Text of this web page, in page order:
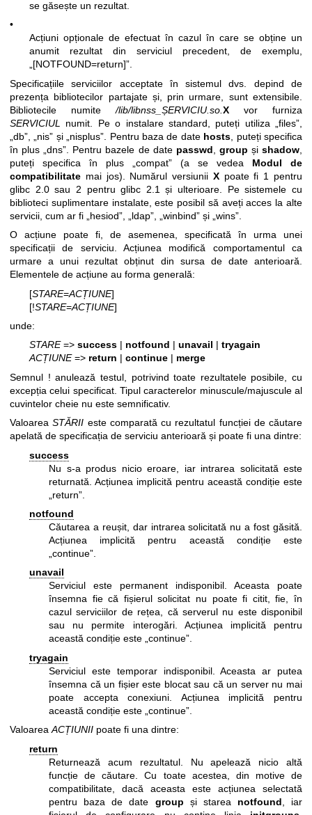
se găsește un rezultat.
•
Acțiuni opționale de efectuat în cazul în care se obține un
anumit rezultat din serviciul precedent, de exemplu,
„[NOTFOUND=return]”.
Specificațiile serviciilor acceptate în sistemul dvs. depind de
prezența bibliotecilor partajate și, prin urmare, sunt extensibile.
Bibliotecile numite/lib/libnss_ȘERVICIU.so. X vor furniza
SERVICIUL
numit. Pe o instalare standard, puteți utiliza „files”,
„db”, „nis” și „nisplus”. Pentru baza de date hosts , puteți specifica
în plus „dns”. Pentru bazele de date passwd group șishadow
puteți specifica în plus „compat” (a se vedea Modul de
compatibilitate mai jos). Numărul versiunii Xpoate fi 1 pentru
glibc 2.0 sau 2 pentru glibc 2.1 și ulterioare. Pe sistemele cu
biblioteci suplimentare instalate, este posibil să aveți acces la alte
servicii, cum ar fi „hesiod”, „ldap”, „winbind” și „wins”.
O acțiune poate fi, de asemenea, specificată în urma unei
specificații de serviciu. Acțiunea modifică comportamentul ca
urmare a unui rezultat obținut din sursa de date anterioară.
Elementele de acțiune au forma generală:
[STARE=ACȚIUNE]
[!STARE=ACȚIUNE]
unde:
STARE=> success | notfound | unavail | tryagain
ACȚIUNE=> return | continue | merge
Semnul ! anulează testul, potrivind toate rezultatele posibile, cu
excepția celui specificat. Tipul caracterelor minuscule/majuscule al
cuvintelor cheie nu este semnificativ.
ValoareaSTĂRII este comparată cu rezultatul funcției de căutare
apelată de specificația de serviciu anterioară și poate fi una dintre:
success
Nu s-a produs nicio eroare, iar intrarea solicitată este
returnată. Acțiunea implicită pentru această condiție este
„return”.
notfound
Căutarea a reușit, dar intrarea solicitată nu a fost găsită.
Acțiunea implicită pentru această condiție este
„continue”.
unavail
Serviciul este permanent indisponibil. Aceasta poate
însemna fie că fișierul solicitat nu poate fi citit, fie, în
cazul serviciilor de rețea, că serverul nu este disponibil
sau nu permite interogări. Acțiunea implicită pentru
această condiție este „continue”.
tryagain
Serviciul este temporar indisponibil. Aceasta ar putea
însemna că un fișier este blocat sau că un server nu mai
poate accepta conexiuni. Acțiunea implicită pentru
această condiție este „continue”.
Valoarea ACȚIUNII poate fi una dintre:
return
Returnează acum rezultatul. Nu apelează nicio altă
funcție de căutare. Cu toate acestea, din motive de
compatibilitate, dacă aceasta este acțiunea selectată
pentru baza de date group și starea notfound , iar